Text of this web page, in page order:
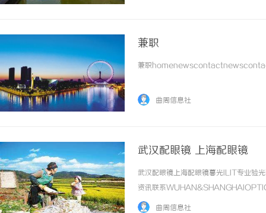
兼职
兼职
曲周信息社
武汉配眼镜 上海配眼镜
武汉配眼镜上海配眼镜暮光ILIT专业验
资讯联系
品牌，现于武汉与上海设有4家门店。
曲周信息社